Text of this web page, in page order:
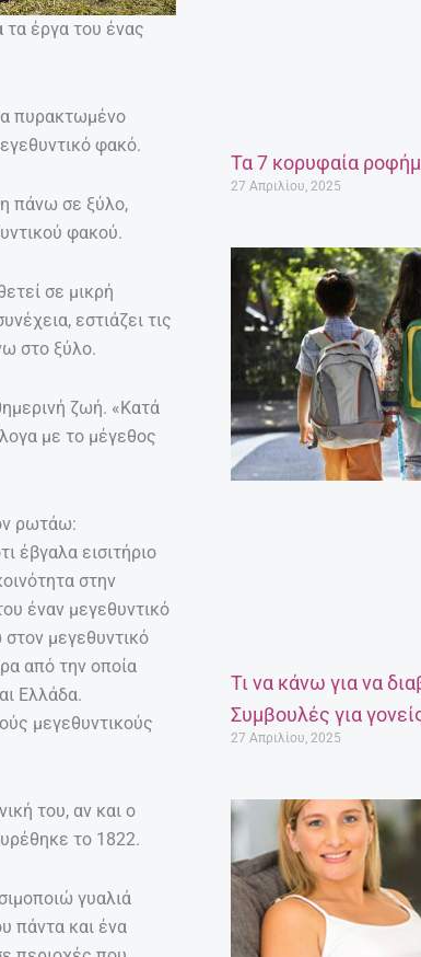
τα έργα του ένας
πυρακτωμένο
φακό.
πάνω σε ξύλο,
φακού.
σε μικρή
εστιάζει τις
στο ξύλο.
ζωή. «Κατά
με το μέγεθος
ρωτάω:
έβγαλα εισιτήριο
στην
έναν μεγεθυντικό
μεγεθυντικό
από την οποία
Ελλάδα.
μεγεθυντικούς
του, αν και ο
το 1822.
γυαλιά
πάντα και ένα
Τα 7 κορυφαία
27 Απριλίου, 2025
Τι να κάνω για να
Συμβουλές για
27 Απριλίου, 2025